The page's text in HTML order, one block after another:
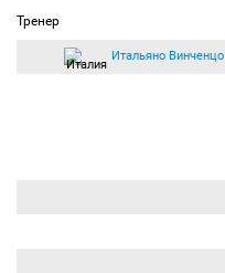
Тренер
Итальяно Винченцо